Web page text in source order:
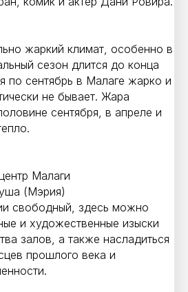
жаркий климат, особенно в
сезон длится до конца
по сентябрь в Малаге жарко и
не бывает. Жара
сентября, в апреле и
Малаги
(Мэрия)
свободный, здесь можно
и художественные изыски
залов, а также насладиться
прошлого века и